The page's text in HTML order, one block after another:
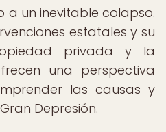
a un inevitable colapso.
estatales y su
privada y la
una perspectiva
las causas y
Depresión.